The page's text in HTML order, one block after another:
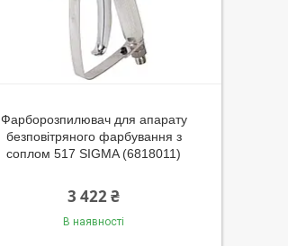
Фарборозпилювач для апарату
безповітряного фарбування з
соплом 517 SIGMA (6818011)
3 422 ₴
В наявності